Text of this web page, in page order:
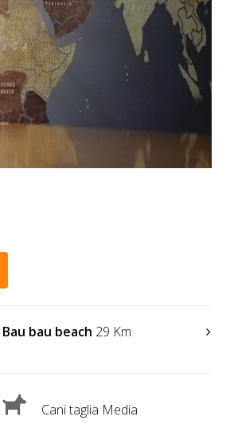
Bau bau beach 29 Km
Cani taglia Media